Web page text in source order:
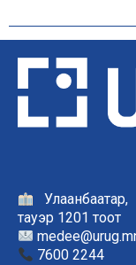
тауэр 1201 тоот
7600 2244